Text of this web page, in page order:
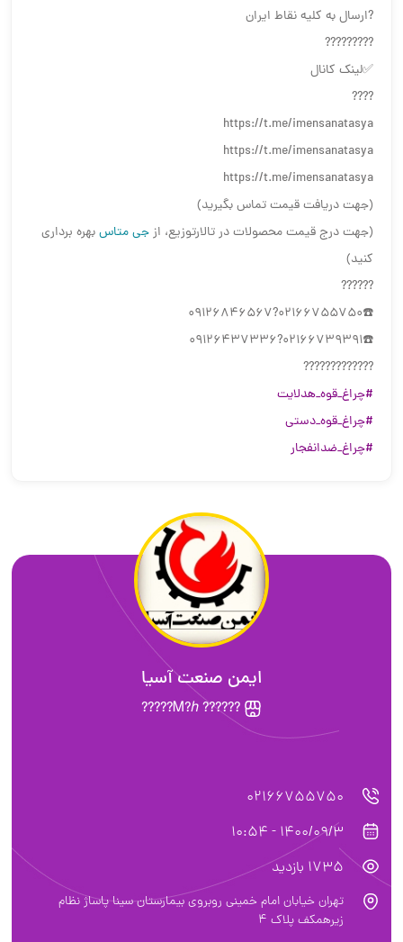
?ارسال به کلیه نقاط ایران
?????????
✅لینک کانال
????
https://t.me/imensanatasya
https://t.me/imensanatasya
https://t.me/imensanatasya
(جهت دریافت قیمت تماس بگیرید)
(جهت درج قیمت محصولات در تالارتوزیع، ازجی متاسبهره برداری
کنید)
??????
☎️02166755750?09126846567
☎️02166739391?09126437336
?????????????
#چراغ_قوه_هدلایت
#چراغ_قوه_دستی
#چراغ_ضدانفجار
ایمن صنعت آسیا
?????? Ꮇ?ℎ?????
02166755750
1400/09/3 - 10:54
1735 بازدید
تهران خیابان امام خمینی روبروی بیمارستان سینا پاساژ نظام
زیرهمکف پلاک 4